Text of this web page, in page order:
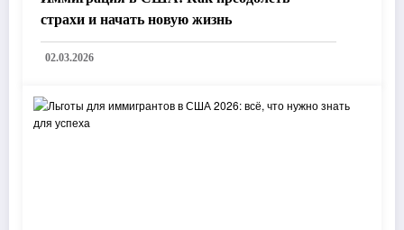
страхи и начать новую жизнь
02.03.2026